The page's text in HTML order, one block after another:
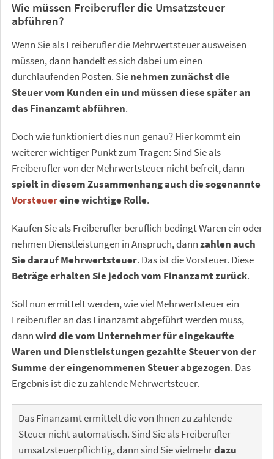
Wie müssen Freiberufler die Umsatzsteuer
abführen?
Wenn Sie als Freiberufler die Mehrwertsteuer ausweisen
müssen, dann handelt es sich dabei um einen
durchlaufenden Posten. Sienehmen zunächst die
Steuer vom Kunden ein und müssen diese später an
das Finanzamt abführen.
Doch wie funktioniert dies nun genau? Hier kommt ein
weiterer wichtiger Punkt zum Tragen: Sind Sie als
Freiberufler von der Mehrwertsteuer nicht befreit, dann
spielt in diesem Zusammenhang auch die sogenannte
Vorsteuereine wichtige Rolle.
Kaufen Sie als Freiberufler beruflich bedingt Waren ein oder
nehmen Dienstleistungen in Anspruch, dannzahlen auch
Sie darauf Mehrwertsteuer. Das ist die Vorsteuer. Diese
Beträge erhalten Sie jedoch vom Finanzamt zurück.
Soll nun ermittelt werden, wie viel Mehrwertsteuer ein
Freiberufler an das Finanzamt abgeführt werden muss,
dannwird die vom Unternehmer für eingekaufte
Waren und Dienstleistungen gezahlte Steuer von der
Summe der eingenommenen Steuer abgezogen. Das
Ergebnis ist die zu zahlende Mehrwertsteuer.
Das Finanzamt ermittelt die von Ihnen zu zahlende
Steuer nicht automatisch. Sind Sie als Freiberufler
umsatzsteuerpflichtig, dann sind Sie vielmehrdazu